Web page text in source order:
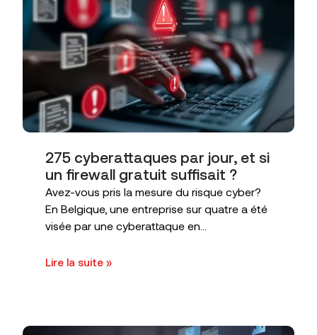
275 cyberattaques par jour, et si
un firewall gratuit suffisait ?
Avez-vous pris la mesure du risque cyber?
En Belgique, une entreprise sur quatre a été
visée par une cyberattaque en...
Lire la suite »